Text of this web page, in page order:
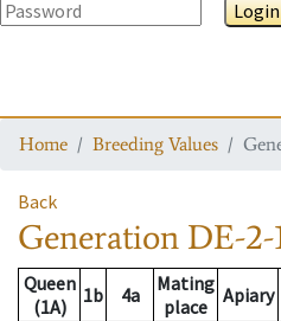
Login
Home Breeding Values
Back
Generation DE-2-
Queen
(1A)
1b 4a
Mating
place
Apiary